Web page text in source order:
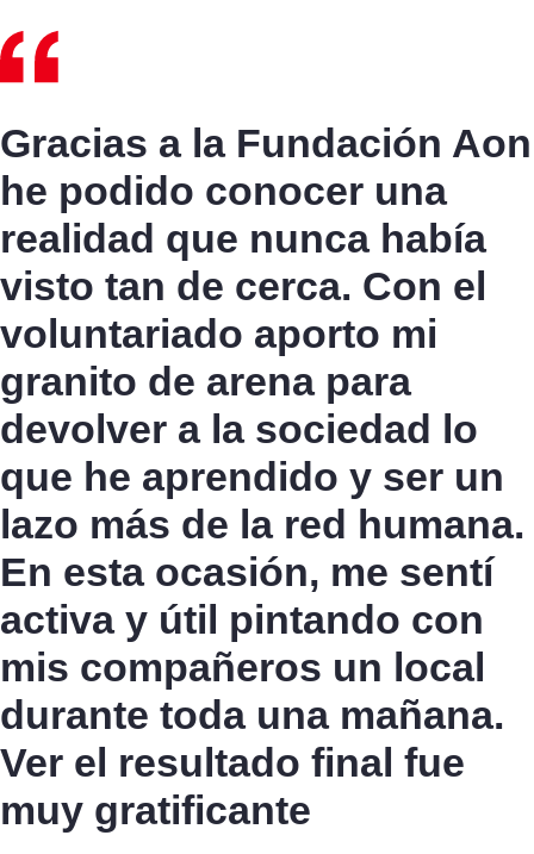
Gracias a la Fundación Aon
he podido conocer una
realidad que nunca había
visto tan de cerca. Con el
voluntariado aporto mi
granito de arena para
devolver a la sociedad lo
que he aprendido y ser un
lazo más de la red humana.
En esta ocasión, me sentí
activa y útil pintando con
mis compañeros un local
durante toda una mañana.
Ver el resultado final fue
muy gratificante